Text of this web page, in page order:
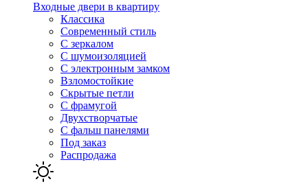
Входные двери в квартиру
Классика
Современный стиль
С зеркалом
С шумоизоляцией
С электронным замком
Взломостойкие
Скрытые петли
С фрамугой
Двухстворчатые
С фальш панелями
Под заказ
Распродажа